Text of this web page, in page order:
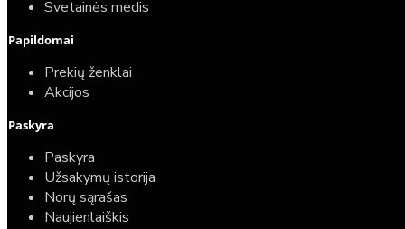
Svetainės medis
Papildomai
Prekių ženklai
Akcijos
Paskyra
Paskyra
Užsakymų istorija
Norų sąrašas
Naujienlaiškis